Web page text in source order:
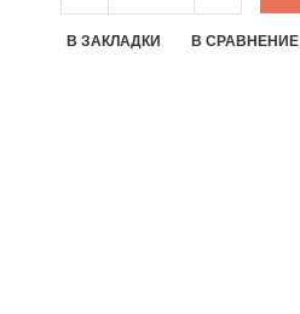
В ЗАКЛАДКИ В СРАВНЕНИЕ